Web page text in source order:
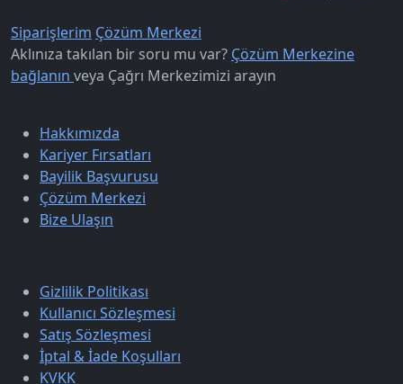
Siparişlerim Çözüm Merkezi
Aklınıza takılan bir soru mu var? Çözüm Merkezine
bağlanın veya Çağrı Merkezimizi arayın
Hakkımızda
Kariyer Fırsatları
Bayilik Başvurusu
Çözüm Merkezi
Bize Ulaşın
Gizlilik Politikası
Kullanıcı Sözleşmesi
Satış Sözleşmesi
İptal & İade Koşulları
KVKK